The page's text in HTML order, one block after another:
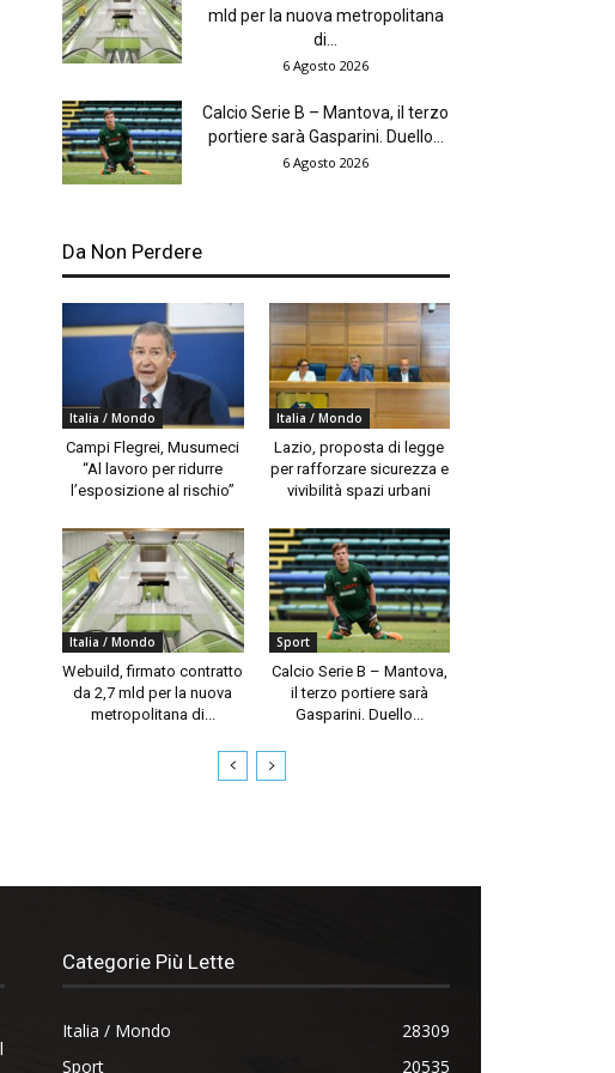
mld per la nuova metropolitana
di...
6 Agosto 2026
Calcio Serie B – Mantova, il terzo
portiere sarà Gasparini. Duello...
6 Agosto 2026
Da Non Perdere
Italia / Mondo
Campi Flegrei, Musumeci
“Al lavoro per ridurre
l’esposizione al rischio”
Italia / Mondo
Lazio, proposta di legge
per rafforzare sicurezza e
vivibilità spazi urbani
Italia / Mondo
Webuild, firmato contratto
da 2,7 mld per la nuova
metropolitana di...
Sport
Calcio Serie B – Mantova,
il terzo portiere sarà
Gasparini. Duello...
Categorie Più Lette
Italia / Mondo
28309
Sport
20535